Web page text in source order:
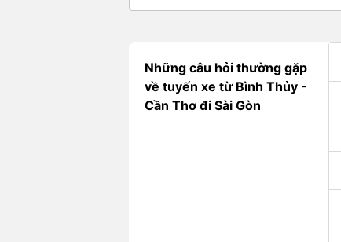
Những câu hỏi thường gặp
về tuyến xe từ Bình Thủy -
Cần Thơ đi Sài Gòn